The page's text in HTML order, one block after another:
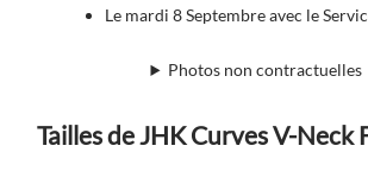
Le mardi 8 Septembre avec le
Photos non contractuelles
Tailles de JHK Curves V-Neck